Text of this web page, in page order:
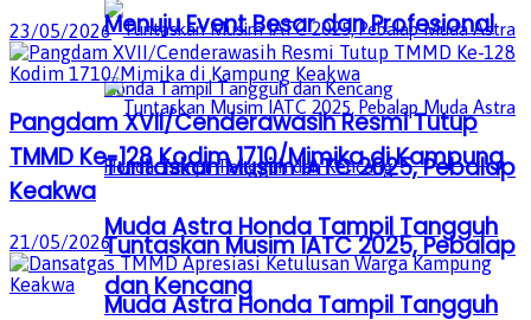
Tuntaskan Musim IATC 2025, Pebalap
Muda Astra Honda Tampil Tangguh
dan Kencang
Menuju Event Besar dan Profesional
Tuntaskan Musim IATC 2025, Pebalap
Muda Astra Honda Tampil Tangguh
23/05/2026
Pangdam XVII/Cenderawasih Resmi Tutup
TMMD Ke-128 Kodim 1710/Mimika di Kampung
Keakwa
21/05/2026